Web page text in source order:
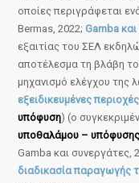
οποίες περιγράφεται
Bermas, 2022;Gamba
εξαιτίας του ΣΕΛ
αποτέλεσμα τη βλάβη
μηχανισμό ελέγχου της
εξειδικευμένες
υπόφυση) (ο
υποθαλάμου –
Gamba και συνεργάτες,
διαδικασία